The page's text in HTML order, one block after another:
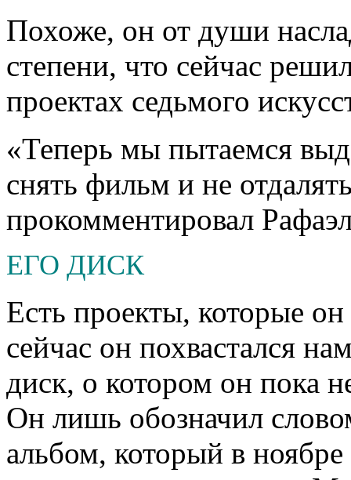
Похоже, он от души
степени, что сейчас
проектах седьмого
«Теперь мы пытаемся
снять фильм и не
прокомментировал
ЕГО ДИСК
Есть проекты, которые
сейчас он похвастался
диск, о котором он пока
Он лишь обозначил
альбом, который в